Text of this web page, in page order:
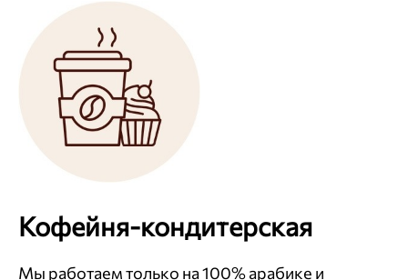
Кофейня-кондитерская
Мы работаем только на 100% арабике и